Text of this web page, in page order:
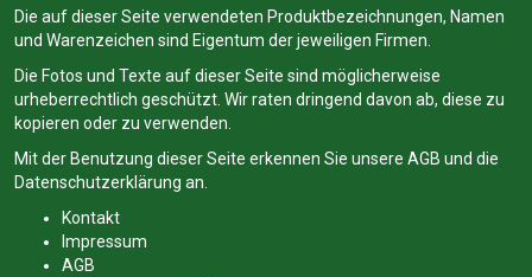
Die auf dieser Seite verwendeten Produktbezeichnungen, Namen
und Warenzeichen sind Eigentum der jeweiligen Firmen.
Die Fotos und Texte auf dieser Seite sind möglicherweise
urheberrechtlich geschützt. Wir raten dringend davon ab, diese zu
kopieren oder zu verwenden.
Mit der Benutzung dieser Seite erkennen Sie unsere AGB und die
Datenschutzerklärung an.
Kontakt
Impressum
AGB